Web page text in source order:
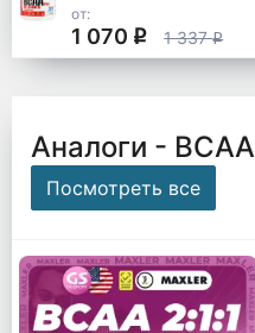
от:
1 070 q 1 337q
Аналоги - ВСАА
Посмотреть все